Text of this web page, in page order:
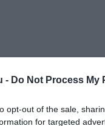
- Do Not Process My
opt-out of the sale,
for targeted